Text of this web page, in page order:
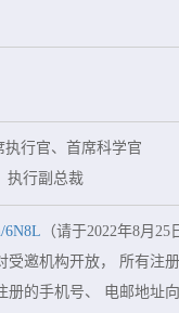
行官、首席科学官
行副总裁
6N8L （请于2022年8月25
邀机构开放， 所有注
册的手机号、 电邮地址